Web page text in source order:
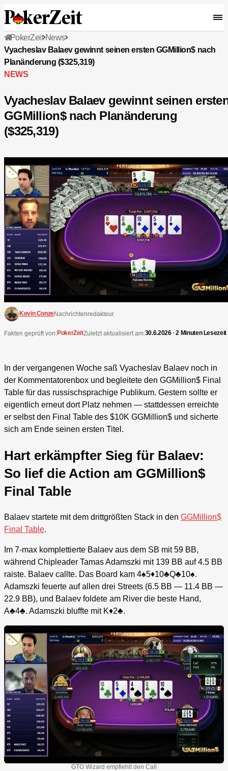
PokerZeit News
Vyacheslav Balaev gewinnt seinen ersten GGMillion$ nach
Planänderung ($325,319)
NEWS
Vyacheslav Balaev gewinnt seinen
GGMillion$ nach Planänderung
($325,319)
Kevin ConzeNachrichtenredakteur
Fakten geprüft von:PokerZeitZuletzt aktualisiert am:30.6.2026 · 2 Minuten Lesezeit
In der vergangenen Woche saß Vyacheslav Balaev noch in
der Kommentatorenbox und begleitete den GGMillion$ Final
Table für das russischsprachige Publikum. Gestern sollte er
eigentlich erneut dort Platz nehmen — stattdessen erreichte
er selbst den Final Table des $10K GGMillion$ und sicherte
sich am Ende seinen ersten Titel.
Hart erkämpfter Sieg für Balaev:
So lief die Action am GGMillion$
Final Table
Balaev startete mit dem drittgrößten Stack in den GGMillion$
Final Table.
Im 7-max komplettierte Balaev aus dem SB mit 59 BB,
während Chipleader Tamas Adamszki mit 139 BB auf 4.5 BB
raiste. Balaev callte. Das Board kam 4♠5♦10♣Q♣10♠.
Adamszki feuerte auf allen drei Streets (6.5 BB — 11.4 BB —
22.9 BB), und Balaev foldete am River die beste Hand,
A♣4♣. Adamszki bluffte mit K♦2♣.
GTO Wizard empfiehlt den Call